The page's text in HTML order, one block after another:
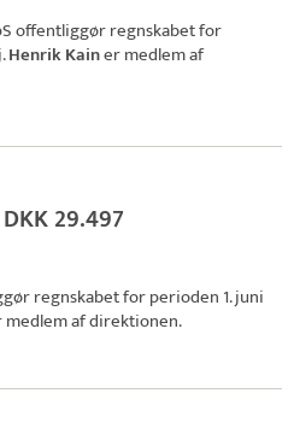
offentliggør regnskabet for
Henrik Kainer medlem af
29.497
regnskabet for perioden 1. juni
medlem af direktionen.